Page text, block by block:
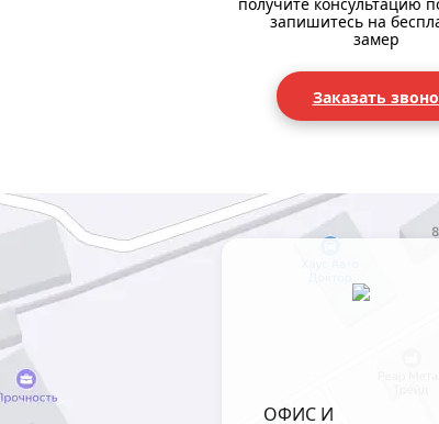
запишитесь на
замер
Заказать
ОФИС И